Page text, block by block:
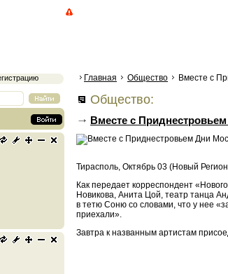
Главная Общество Вместе с
Общество:
Вместе с
Тирасполь, Октябрь 03 (Новый
Как передает корреспондент
Новикова, Анита Цой, театр танца
в тетю Соню со словами, что у нее
приехали».
Завтра к названным артистам